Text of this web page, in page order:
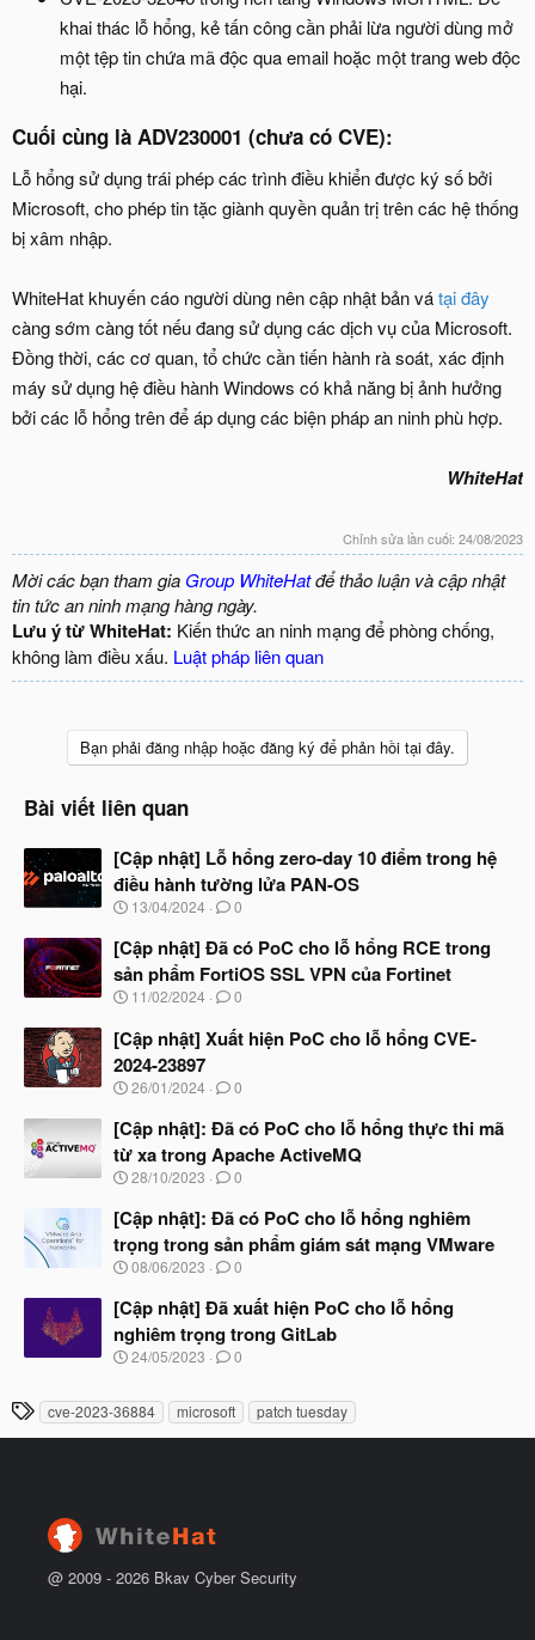
khai thác lỗ hổng, kẻ tấn công cần phải lừa người dùng mở
một tệp tin chứa mã độc qua email hoặc một trang web độc
hại.
Cuối cùng là ADV230001 (chưa có CVE):​
Lỗ hổng sử dụng trái phép các trình điều khiển được ký số bởi
Microsoft, cho phép tin tặc giành quyền quản trị trên các hệ thống
bị xâm nhập.
WhiteHat khuyến cáo người dùng nên cập nhật bản vátại đây
càng sớm càng tốt nếu đang sử dụng các dịch vụ của Microsoft.
Đồng thời, các cơ quan, tổ chức cần tiến hành rà soát, xác định
máy sử dụng hệ điều hành Windows có khả năng bị ảnh hưởng
bởi các lỗ hổng trên để áp dụng các biện pháp an ninh phù hợp.
WhiteHat
Chỉnh sửa lần cuối: 24/08/2023
Mời các bạn tham gia Group WhiteHatđể thảo luận và cập nhật
tin tức an ninh mạng hàng ngày.
Lưu ý từ WhiteHat: Kiến thức an ninh mạng để phòng chống,
không làm điều xấu. Luật pháp liên quan
Bạn phải đăng nhập hoặc đăng ký để phản hồi tại đây.
Bài viết liên quan
[Cập nhật] Lỗ hổng zero-day 10 điểm trong hệ
điều hành tường lửa PAN-OS
N
à
y
b
ắ
đ
ầ
u
13/04/2024 0
[Cập nhật] Đã có PoC cho lỗ hổng RCE trong
sản phẩm FortiOS SSL VPN của Fortinet
N
à
y
b
ắ
đ
ầ
u
11/02/2024 0
[Cập nhật] Xuất hiện PoC cho lỗ hổng CVE-
2024-23897
N
à
y
b
ắ
đ
ầ
u
26/01/2024 0
[Cập nhật]: Đã có PoC cho lỗ hổng thực thi mã
từ xa trong Apache ActiveMQ
N
à
y
b
ắ
đ
ầ
u
28/10/2023 0
[Cập nhật]: Đã có PoC cho lỗ hổng nghiêm
trọng trong sản phẩm giám sát mạng VMware
N
à
y
b
ắ
đ
ầ
u
08/06/2023 0
[Cập nhật] Đã xuất hiện PoC cho lỗ hổng
nghiêm trọng trong GitLab
N
y
u
24/05/2023 0
T
h
cve-2023-36884 microsoft patch tuesday
@ 2009 - 2026 Bkav Cyber Security